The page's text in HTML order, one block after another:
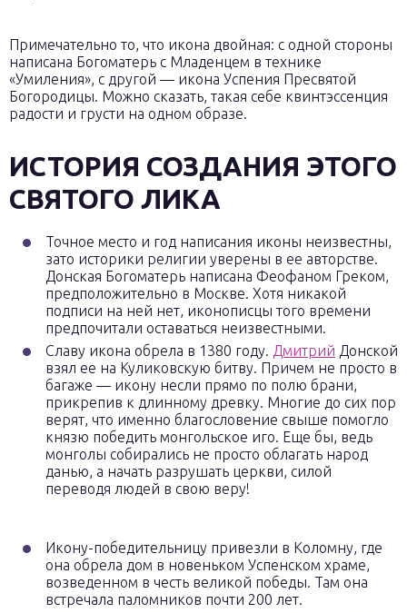
Примечательно то, что икона двойная: с одной стороны
написана Богоматерь с Младенцем в технике
«Умиления», с другой — икона Успения Пресвятой
Богородицы. Можно сказать, такая себе квинтэссенция
радости и грусти на одном образе.
ИСТОРИЯ СОЗДАНИЯ ЭТОГО
СВЯТОГО ЛИКА
Точное место и год написания иконы неизвестны,
зато историки религии уверены в ее авторстве.
Донская Богоматерь написана Феофаном Греком,
предположительно в Москве. Хотя никакой
подписи на ней нет, иконописцы того времени
предпочитали оставаться неизвестными.
Славу икона обрела в 1380 году. Дмитрий Донской
взял ее на Куликовскую битву. Причем не просто в
багаже — икону несли прямо по полю брани,
прикрепив к длинному древку. Многие до сих пор
верят, что именно благословение свыше помогло
князю победить монгольское иго. Еще бы, ведь
монголы собирались не просто облагать народ
данью, а начать разрушать церкви, силой
переводя людей в свою веру!
Икону-победительницу привезли в Коломну, где
она обрела дом в новеньком Успенском храме,
возведенном в честь великой победы. Там она
встречала паломников почти 200 лет.